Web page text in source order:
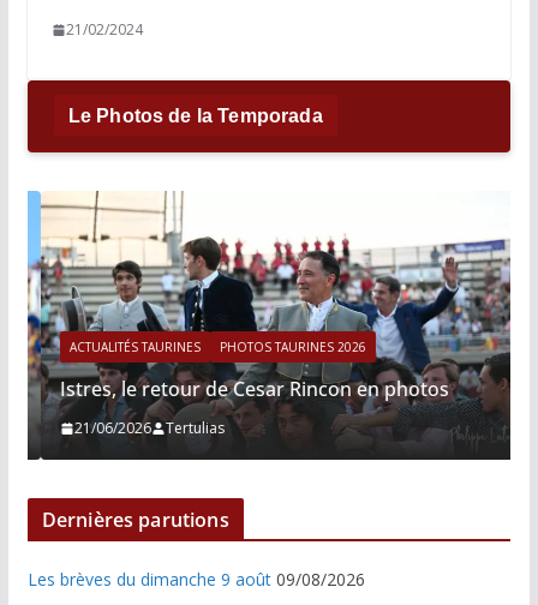
21/02/2024
Le Photos de la Temporada
ACTUALITÉS TAURINES PHOTOS TAURINES 2026
Istres, le retour de Cesar Rincon en photos
21/06/2026 Tertulias
Dernières parutions
Les brèves du dimanche 9 août 09/08/2026